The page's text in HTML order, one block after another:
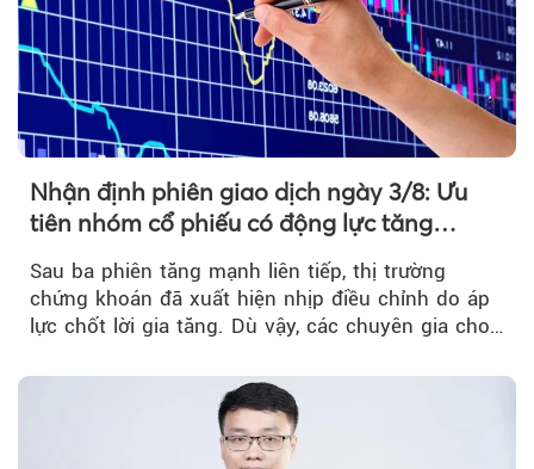
Nhận định phiên giao dịch ngày 3/8: Ưu
tiên nhóm cổ phiếu có động lực tăng
Sau ba phiên tăng mạnh liên tiếp, thị trường
chứng khoán đã xuất hiện nhịp điều chỉnh do áp
lực chốt lời gia tăng. Dù vậy, các chuyên gia cho